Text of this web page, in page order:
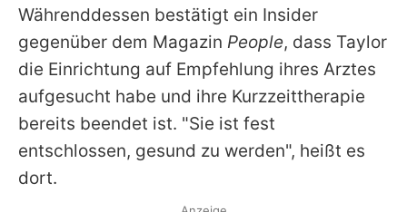
Währenddessen bestätigt ein Insider
gegenüber dem Magazin People, dass Taylor
die Einrichtung auf Empfehlung ihres Arztes
aufgesucht habe und ihre Kurzzeittherapie
bereits beendet ist. "Sie ist fest
entschlossen, gesund zu werden", heißt es
dort.